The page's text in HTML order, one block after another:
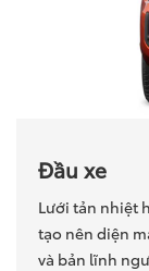
Đầu xe
Lưới tản nhiệt
tạo nên diện
và bản lĩnh